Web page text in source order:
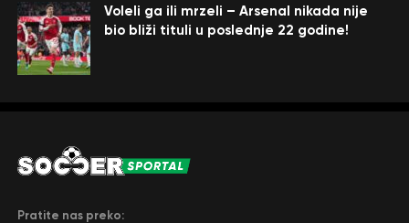
Voleli ga ili mrzeli – Arsenal nikada nije
bio bliži tituli u poslednje 22 godine!
Pratite nas preko: